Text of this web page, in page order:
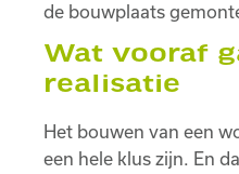
de bouwplaats
Wat vooraf
realisatie
Het bouwen van een
een hele klus zijn. En